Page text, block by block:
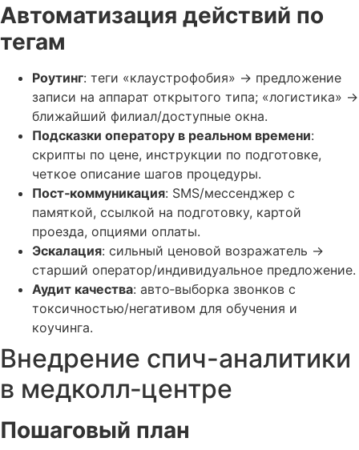
Автоматизация действий по
тегам
Роутинг: теги «клаустрофобия» → предложение
записи на аппарат открытого типа; «логистика» →
ближайший филиал/доступные окна.
Подсказки оператору в реальном времени:
скрипты по цене, инструкции по подготовке,
четкое описание шагов процедуры.
Пост‑коммуникация: SMS/мессенджер с
памяткой, ссылкой на подготовку, картой
проезда, опциями оплаты.
Эскалация: сильный ценовой возражатель →
старший оператор/индивидуальное предложение.
Аудит качества: авто‑выборка звонков с
токсичностью/негативом для обучения и
коучинга.
Внедрение спич-аналитики
в медколл‑центре
Пошаговый план